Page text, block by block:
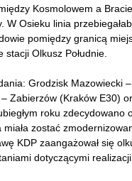
Kosmolowem a
W Osieku linia
pomiędzy granicą
Olkusz Południe.
Grodzisk Mazowiecki
Zabierzów (Kraków E30)
roku zdecydowano
zostać
KDP zaangażował się
dotyczącymi